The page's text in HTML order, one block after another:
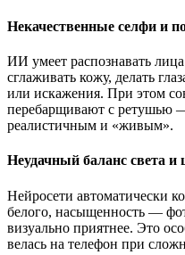
Некачественные селфи и
ИИ умеет распознавать
сглаживать кожу, делать
или искажения. При этом
перебарщивают с ретушью —
реалистичным и «живым».
Неудачный баланс света и
Нейросети автоматически
белого, насыщенность —
визуально приятнее. Это
велась на телефон при